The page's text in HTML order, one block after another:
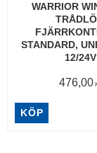
WARRIOR
STANDARD,
12/24V
476,00
KÖP